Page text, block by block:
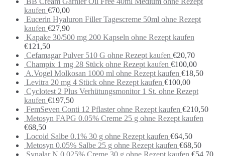
kaufen €70,00
Eucerin Hyaluron Filler Tagescreme 50ml ohne Rezept
kaufen €27,90
Kapake 30/500 mg 200 Kapseln ohne Rezept kaufen
€121,50
Cefamagar Pulver 510 G ohne Rezept kaufen €20,70
Champix 1 mg 28 Stück ohne Rezept kaufen €100,00
A.Vogel Molkosan 1000 ml ohne Rezept kaufen €18,50
Levitra 20 mg 4 Stück ohne Rezept kaufen €100,00
Cyclotest 2 Plus Verhütungsmonitor 1 St. ohne Rezept
kaufen €197,50
FemSeven Conti 12 Pflaster ohne Rezept kaufen €210,50
Metosyn FAPG 0.05% Creme 25 g ohne Rezept kaufen
€68,50
Locoid Salbe 0.1% 30 g ohne Rezept kaufen €64,50
Metosyn 0.05% Salbe 25 g ohne Rezept kaufen €68,50
Synalar N 0.025% Creme 30 g ohne Rezept kaufen €54,70